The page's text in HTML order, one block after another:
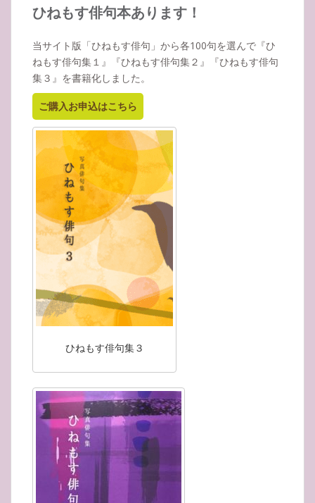
イ
ひねもす俳句本あります！
当サイト版「ひねもす俳句」から各100句を選んで『ひ
ねもす俳句集１』『ひねもす俳句集２』『ひねもす俳句
集３』を書籍化しました。
ご購入お申込はこちら
ひねもす俳句集３